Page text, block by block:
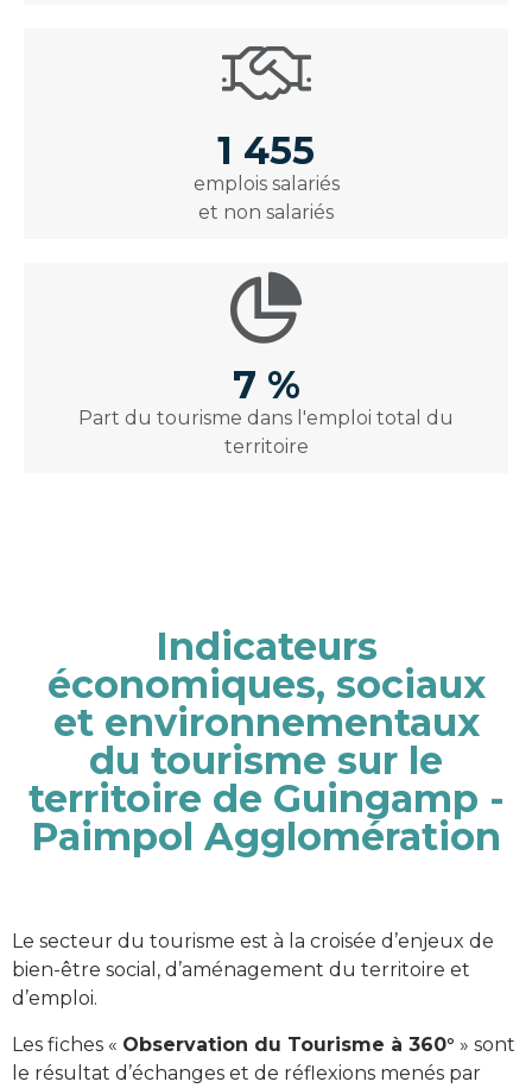
1 455
emplois salariés
et non salariés
7 %
Part du tourisme dans l'emploi total du
territoire
Indicateurs
économiques, sociaux
et environnementaux
du tourisme sur le
territoire de Guingamp -
Paimpol Agglomération
Le secteur du tourisme est à la croisée d’enjeux de
bien-être social, d’aménagement du territoire et
d’emploi.
Les fiches « Observation du Tourisme à 360° » sont
le résultat d’échanges et de réflexions menés par